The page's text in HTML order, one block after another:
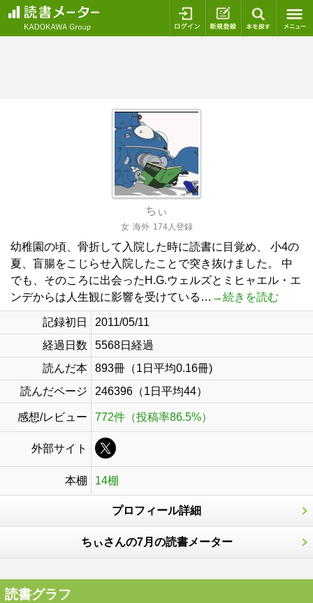
ログイン 新規登録
ちぃ
女 海外 174人登録
幼稚園の頃、骨折して入院した時に読書に目覚め、 小4の
夏、盲腸をこじらせ入院したことで突き抜けました。 中
でも、そのころに出会ったH.G.ウェルズとミヒャエル・エ
ンデからは人生観に影響を受けている… →続きを読む
記録初日
2011/05/11
経過日数
5568日経過
読んだ本
893冊（1日平均0.16冊)
読んだページ
246396（1日平均44）
感想/レビュー 772件（投稿率86.5%）
外部サイト
本棚 14棚
プロフィール詳細
ちぃさんの7月の読書メーター
読書グラフ